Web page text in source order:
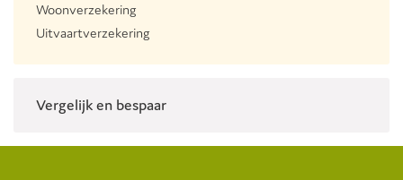
Woonverzekering
Uitvaartverzekering
Vergelijk en bespaar